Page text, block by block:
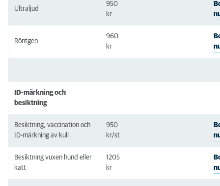
Ultraljud
950
kr
Röntgen
960
kr
ID-märkning och
besiktning
Besiktning, vaccination och
ID-märkning av kull
950
kr/st
Besiktning vuxen hund eller
katt
1205
kr